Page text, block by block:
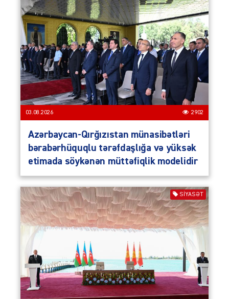
03.08.2026 2902
Azərbaycan-Qırğızıstan münasibətləri
bərabərhüquqlu tərəfdaşlığa və yüksək
etimada söykənən müttəfiqlik modelidir
SIYASƏT